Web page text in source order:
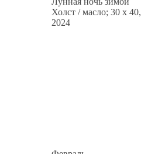
Холст / масло; 30 x 40,
2024